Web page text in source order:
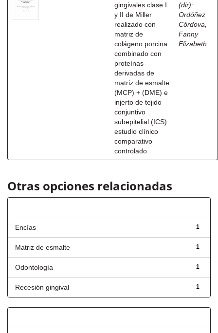
gingivales clase I
y II de Miller
realizado con
matriz de
colágeno porcina
combinado con
proteínas
derivadas de
matriz de esmalte
(MCP) + (DME) e
injerto de tejido
conjuntivo
subepitelial (ICS)
estudio clínico
comparativo
controlado
(dir);
Ordóñez
Córdova,
Fanny
Elizabeth
Otras opciones relacionadas
1
Encías
1
Matriz de esmalte
1
Odontología
1
Recesión gingival